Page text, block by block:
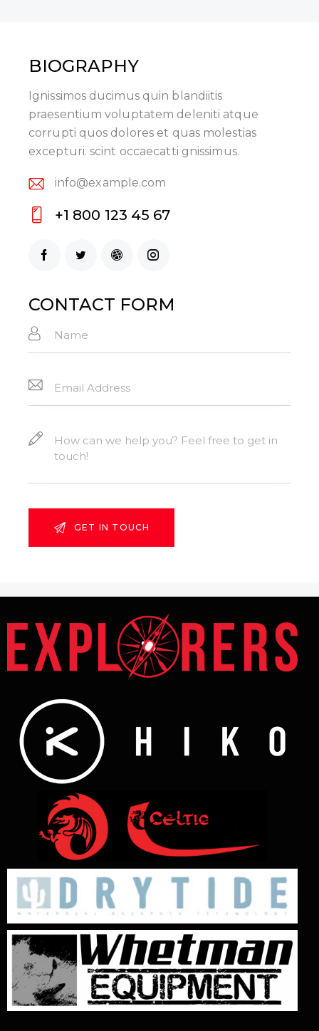
BIOGRAPHY
Ignissimos ducimus quin blandiitis
praesentium voluptatem deleniti atque
corrupti quos dolores et quas molestias
excepturi. scint occaecatti gnissimus.
E-
m
ail:
info@example.com
ho
:
+1 800 123 45 67
CONTACT FORM